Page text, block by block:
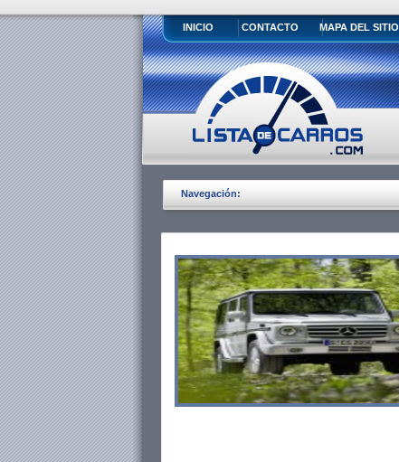
INICIO CONTACTO MAPA DEL SITIO
Navegación: